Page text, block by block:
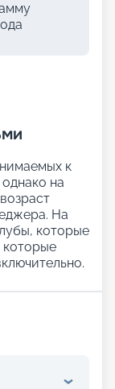
к
на
На
которые
которые